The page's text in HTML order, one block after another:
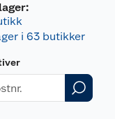
i 63 butikker